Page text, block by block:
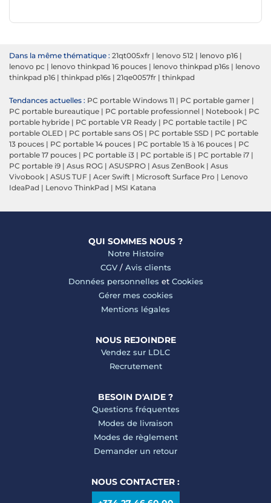
Dans la même thématique : 21qt005xfr | lenovo 512 | lenovo p16 |
lenovo pc | lenovo thinkpad 16 pouces | lenovo thinkpad p16s | lenovo
thinkpad p16 | thinkpad p16s | 21qe0057fr | thinkpad
Tendances actuelles : PC portable Windows 11 | PC portable gamer |
PC portable bureautique | PC portable professionnel | Notebook | PC
portable hybride | PC portable VR Ready | PC portable tactile | PC
portable OLED | PC portable sans OS | PC portable SSD | PC portable
13 pouces | PC portable 14 pouces | PC portable 15 à 16 pouces | PC
portable 17 pouces | PC portable i3 | PC portable i5 | PC portable i7 |
PC portable i9 | Asus ROG | ASUSPRO | Asus ZenBook | Asus
Vivobook | ASUS TUF | Acer Swift | Microsoft Surface Pro | Lenovo
IdeaPad | Lenovo ThinkPad | MSI Katana
QUI SOMMES NOUS ?
Notre Histoire
CGV/ Avis clients
Données personnelles et Cookies
Gérer mes cookies
Mentions légales
NOUS REJOINDRE
Vendez sur LDLC
Recrutement
BESOIN D'AIDE ?
Questions fréquentes
Modes de livraison
Modes de règlement
Demander un retour
NOUS CONTACTER :